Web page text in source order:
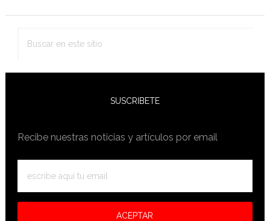
SUSCRIBETE
Recibe nuestras noticias y artículos por email